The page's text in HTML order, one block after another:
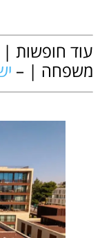
עוד חופשות |
משפחה | –